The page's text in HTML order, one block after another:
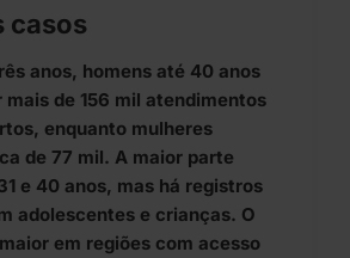
casos
anos, homens até 40 anos
mais de 156 mil atendimentos
enquanto mulheres
de 77 mil. A maior parte
e 40 anos, mas há registros
adolescentes e crianças. O
em regiões com acesso